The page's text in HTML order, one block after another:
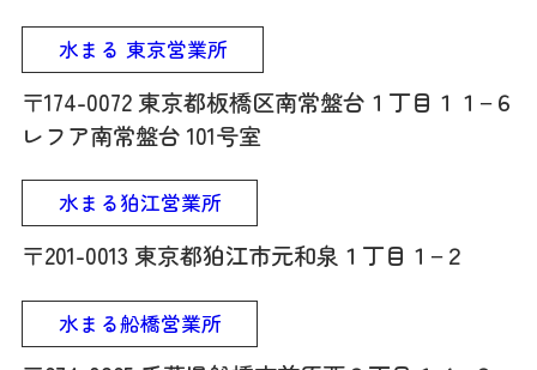
水まる 東京営業所
〒174-0072 東京都板橋区南常盤台１丁目１１−６
レフア南常盤台 101号室
水まる狛江営業所
〒201-0013 東京都狛江市元和泉１丁目１−２
水まる船橋営業所